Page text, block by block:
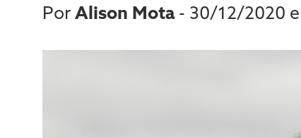
PorAlison Mota- 30/12/2020